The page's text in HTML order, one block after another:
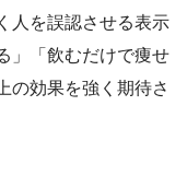
人を誤認させる表示
」「飲むだけで痩せ
の効果を強く期待さ